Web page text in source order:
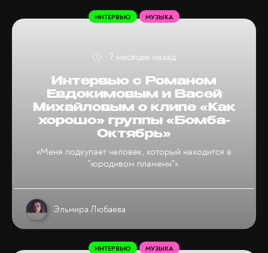
Интервью с Романом
Евдокимовым и Васей
Михайловым о клипе «Как
хорошо» группы «Бомба-
Октябрь»
«Меня подкупает человек, который находится в
"юродивом пламени"».
ИНТЕРВЬЮ МУЗЫКА
Эльмира Любаева
7 месяцев назад
ИНТЕРВЬЮ МУЗЫКА